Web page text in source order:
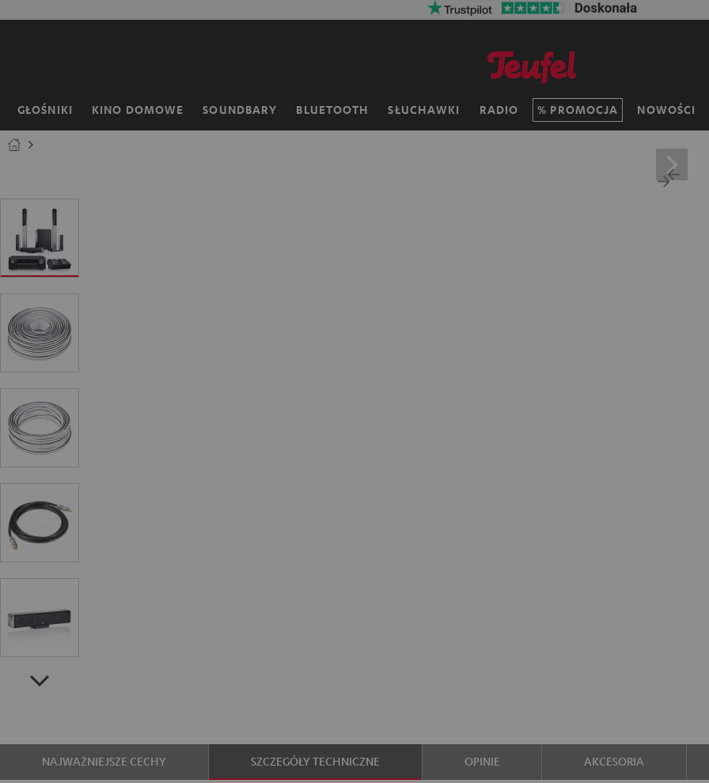
GŁOŚNIKI KINO DOMOWE SOUNDBARY BLUETOOTH SŁUCHAWKI RADIO PROMOCJA NOWOŚCI
Strona
główna
NAJWAŻNIEJSZE CECHY SZCZEGÓŁY TECHNICZNE OPINIE AKCESORIA